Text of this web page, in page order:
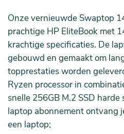
Onze vernieuwde Swaptop
prachtige HP EliteBook met
krachtige specificaties. De
gebouwd en gemaakt om
topprestaties worden
Ryzen processor in
snelle 256GB M.2 SSD
laptop abonnement ontvang
een laptop;